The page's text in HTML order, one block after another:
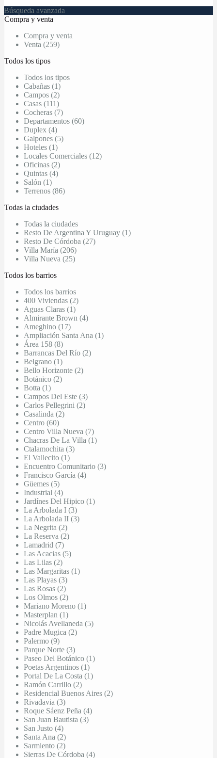
Búsqueda avanzada
Compra y venta
Compra y venta
Venta (259)
Todos los tipos
Todos los tipos
Cabañas (1)
Campos (2)
Casas (111)
Cocheras (7)
Departamentos (60)
Duplex (4)
Galpones (5)
Hoteles (1)
Locales Comerciales (12)
Oficinas (2)
Quintas (4)
Salón (1)
Terrenos (86)
Todas la ciudades
Todas la ciudades
Resto De Argentina Y Uruguay (1)
Resto De Córdoba (27)
Villa María (206)
Villa Nueva (25)
Todos los barrios
Todos los barrios
400 Viviendas (2)
Aguas Claras (1)
Almirante Brown (4)
Ameghino (17)
Ampliación Santa Ana (1)
Área 158 (8)
Barrancas Del Río (2)
Belgrano (1)
Bello Horizonte (2)
Botánico (2)
Botta (1)
Campos Del Este (3)
Carlos Pellegrini (2)
Casalinda (2)
Centro (60)
Centro Villa Nueva (7)
Chacras De La Villa (1)
Ctalamochita (3)
El Vallecito (1)
Encuentro Comunitario (3)
Francisco García (4)
Güemes (5)
Industrial (4)
Jardínes Del Hipico (1)
La Arbolada I (3)
La Arbolada II (3)
La Negrita (2)
La Reserva (2)
Lamadrid (7)
Las Acacias (5)
Las Lilas (2)
Las Margaritas (1)
Las Playas (3)
Las Rosas (2)
Los Olmos (2)
Mariano Moreno (1)
Masterplan (1)
Nicolás Avellaneda (5)
Padre Mugica (2)
Palermo (9)
Parque Norte (3)
Paseo Del Botánico (1)
Poetas Argentinos (1)
Portal De La Costa (1)
Ramón Carrillo (2)
Residencial Buenos Aires (2)
Rivadavia (3)
Roque Sáenz Peña (4)
San Juan Bautista (3)
San Justo (4)
Santa Ana (2)
Sarmiento (2)
Sierras De Córdoba (4)